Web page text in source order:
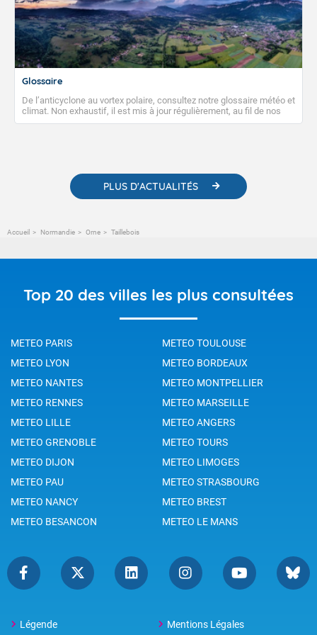
Glossaire
De l’anticyclone au vortex polaire, consultez notre glossaire météo et
climat. Non exhaustif, il est mis à jour régulièrement, au fil de nos
publications. Vous y trouverez également des liens utiles vers nos
PLUS D'ACTUALITÉS
Accueil Normandie Orne Taillebois
Top 20 des villes les plus consultées
METEO PARIS
METEO TOULOUSE
METEO LYON
METEO BORDEAUX
METEO NANTES
METEO MONTPELLIER
METEO RENNES
METEO MARSEILLE
METEO LILLE
METEO ANGERS
METEO GRENOBLE
METEO TOURS
METEO DIJON
METEO LIMOGES
METEO PAU
METEO STRASBOURG
METEO NANCY
METEO BREST
METEO BESANCON
METEO LE MANS
Légende Mentions Légales